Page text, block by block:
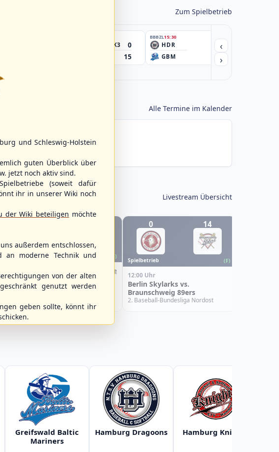
Zum Spielbetrieb
HSV/HHK3 0
15
BBBZL15:30
HDR
GBM
‹
›
Alle Termine im Kalender
Livestream Übersicht
WBSC Europe (F)
Box-Score
Belgium vs. Poland
U-23 Baseball European
Germany
0 14
Spielbetrieb (F)
12:00 Uhr
Berlin Skylarks vs.
Braunschweig 89ers
2. Baseball-Bundesliga Nordost
Greifswald Baltic
Mariners
Hamburg Dragoons Hamburg Knights
und Schleswig-Holstein
guten Überblick über
jetzt noch aktiv sind.
(soweit dafür
ihr in unserer Wiki noch
der Wiki beteiligen möchte
außerdem entschlossen,
an moderne Technik und
von der alten
genutzt werden
geben sollte, könnt ihr